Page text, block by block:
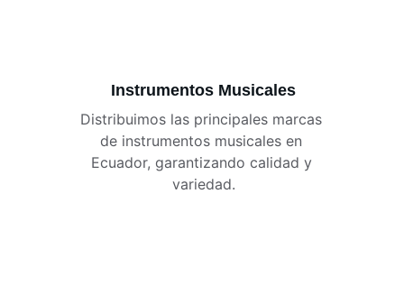
Instrumentos Musicales
Distribuimos las principales marcas
de instrumentos musicales en
Ecuador, garantizando calidad y
variedad.